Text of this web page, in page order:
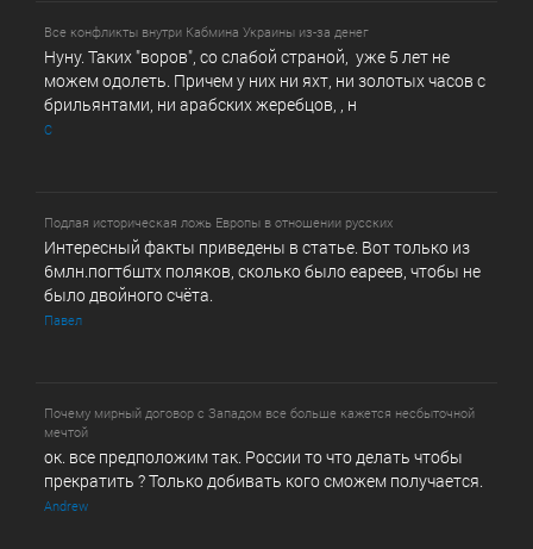
Все конфликты внутри Кабмина Украины из-за денег
Нуну. Таких "воров", со слабой страной, уже 5 лет не
можем одолеть. Причем у них ни яхт, ни золотых часов с
брильянтами, ни арабских жеребцов, , н
С
Подлая историческая ложь Европы в отношении русских
Интересный факты приведены в статье. Вот только из
6млн.погтбштх поляков, сколько было еареев, чтобы не
было двойного счёта.
Павел
Почему мирный договор с Западом все больше кажется несбыточной
мечтой
ок. все предположим так. России то что делать чтобы
прекратить ? Только добивать кого сможем получается.
Andrew